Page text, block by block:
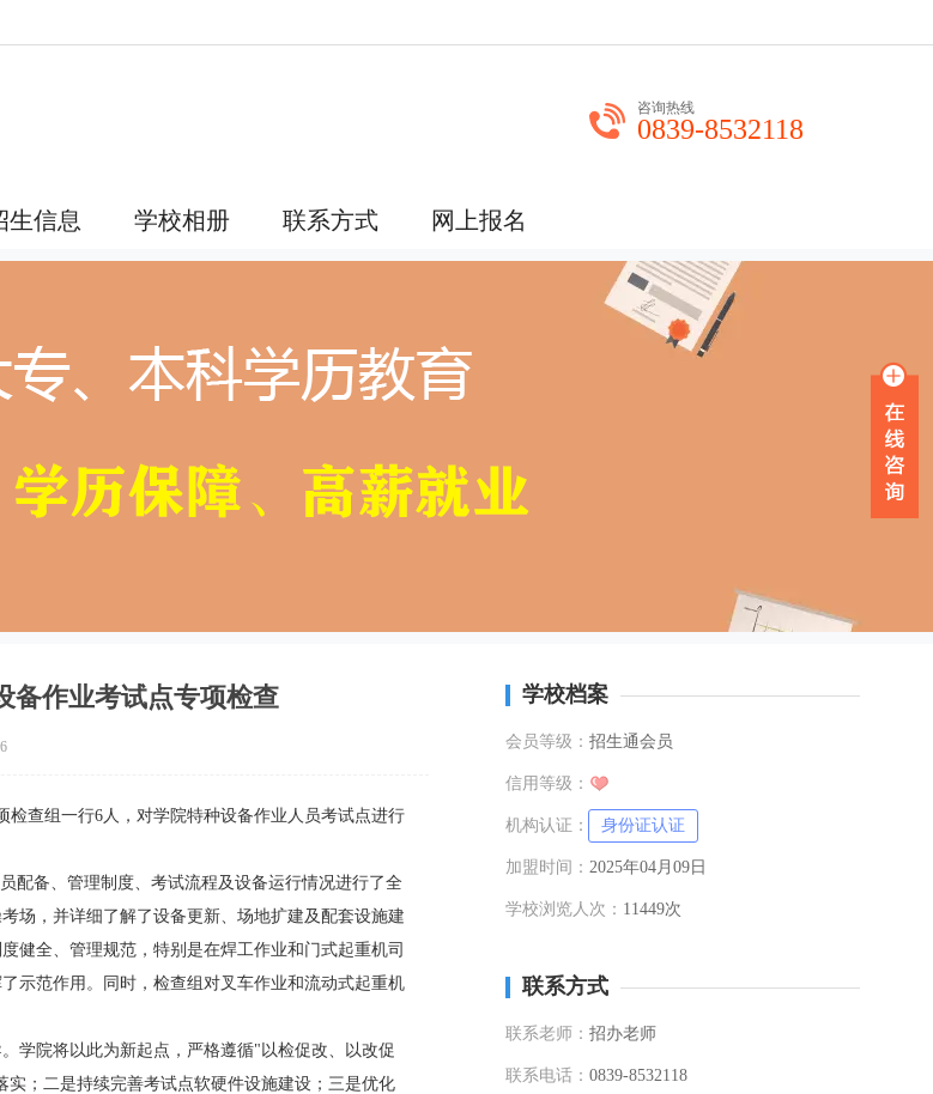
咨询热线
0839-8532118
生信息 学校相册 联系方式 网上报名
备作业考试点专项检查
查组一行6人，对学院特种设备作业人员考试点进行
配备、管理制度、考试流程及设备运行情况进行了全
场，并详细了解了设备更新、场地扩建及配套设施建
健全、管理规范，特别是在焊工作业和门式起重机司
示范作用。同时，检查组对叉车作业和流动式起重机
学院将以此为新起点，严格遵循"以检促改、以改促
；二是持续完善考试点软硬件设施建设；三是优化
学校档案
会员等级： 招生通会员
信用等级：
机构认证： 身份证认证
加盟时间： 2025年04月09日
学校浏览人次： 11449次
联系方式
联系老师： 招办老师
联系电话： 0839-8532118